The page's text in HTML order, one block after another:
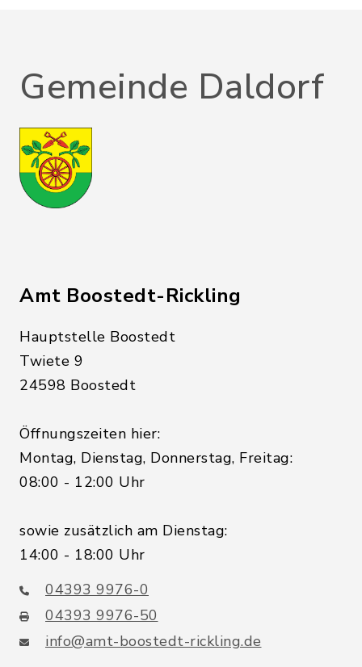
Gemeinde Daldorf
Amt Boostedt-Rickling
Hauptstelle Boostedt
Twiete 9
24598 Boostedt
Öffnungszeiten hier:
Montag, Dienstag, Donnerstag, Freitag:
08:00 - 12:00 Uhr
sowie zusätzlich am Dienstag:
14:00 - 18:00 Uhr
04393 9976-0
04393 9976-50
info@amt-boostedt-rickling.de